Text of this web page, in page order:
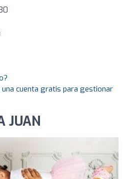
una cuenta gratis para gestionar
JUAN